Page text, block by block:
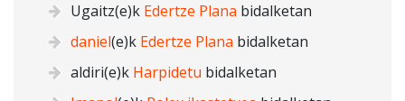
Ugaitz(e)k Edertze Plana bidalketan
daniel(e)k Edertze Plana bidalketan
aldiri(e)k Harpidetu bidalketan